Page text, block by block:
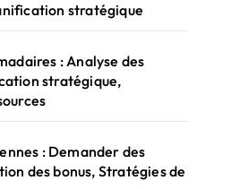
stratégique
: Analyse des
stratégique,
: Demander des
des bonus, Stratégies de